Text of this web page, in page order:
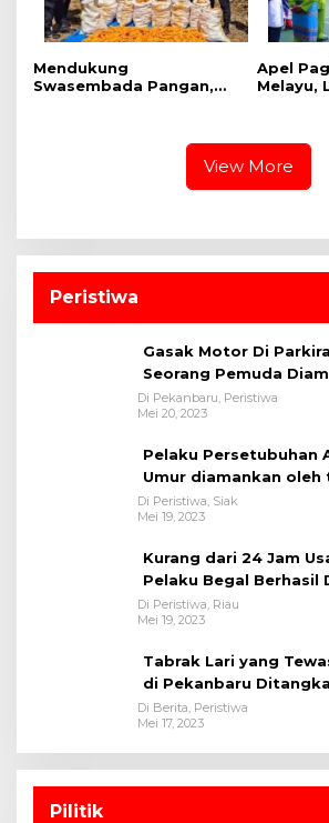
Mendukung
Swasembada Pangan,
Apel
Melayu,
Provinsi
View More
Peristiwa
Gasak Motor Di
Seorang Pemuda
Bukit Raya
Di Pekanbaru, Peristiwa
Mei 20, 2023
Pelaku Persetubuhan
Umur diamankan oleh
Polsek Tualang-Polres
Di Peristiwa, Siak
Mei 19, 2023
Kurang dari 24 Jam
Pelaku Begal Berhasil
Satreskrim Polres
Di Peristiwa, Riau
Mei 19, 2023
Tabrak Lari yang
di Pekanbaru
Di Berita, Peristiwa
Mei 17, 2023
Pilitik